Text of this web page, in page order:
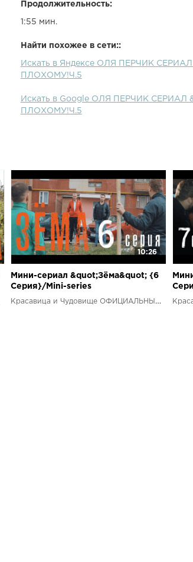
Продолжительность:
1:55 мин.
Найти похожее в сети::
Искать в Яндексе ОЛЯ ПЕРЧИК
ПЛОХОМУ!Ч.5
Искать в Google ОЛЯ ПЕРЧИК
ПЛОХОМУ!Ч.5
10:26
Мини-сериал &quot;Зёма&quot; {6
Серия}/Mini-series
&quot;Zema&quot; {6 Series}
Красавица и Чудовище ОФИЦИАЛЬНЫЙ КАНАЛ